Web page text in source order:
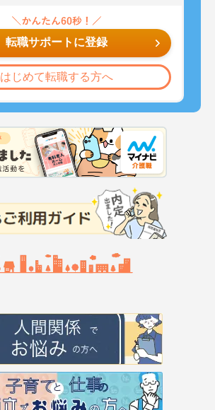
転職サポートに登録
はじめて転職する方へ